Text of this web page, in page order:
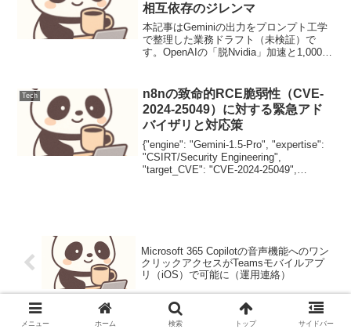
相互依存のジレンマ
本記事はGeminiの出力をプロンプト工学
で整理した業務ドラフト（未検証）で
す。OpenAIの「脱Nvidia」加速と1,000億
フラ構想を推進する中、Nvidi...
Tech
n8nの致命的RCE脆弱性（CVE-
2024-25049）に対する緊急アド
バイザリと対応策
{"engine": "Gemini-1.5-Pro", "expertise":
"CSIRT/Security Engineering",
"target_CVE": "CVE-2024-25049",
Microsoft 365 Copilotの音声機能へのワン
クリックアクセスがTeamsモバイルアプ
リ（iOS）で可能に（運用連絡）
IPA「情報セキュリティ10大脅威 2026」
メニュー ホーム 検索 トップ サイドバー